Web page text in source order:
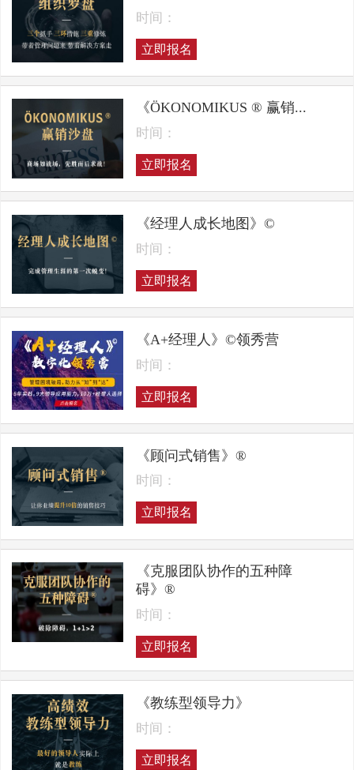
时间：
立即报名
《ÖKONOMIKUS ® 赢销...
时间：
立即报名
《经理人成长地图》©
时间：
立即报名
《A+经理人》©领秀营
时间：
立即报名
《顾问式销售》®
时间：
立即报名
《克服团队协作的五种障
碍》®
时间：
立即报名
《教练型领导力》
时间：
立即报名